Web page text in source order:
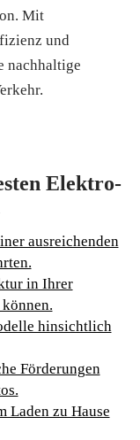
Mit
und
nachhaltige
Elektro-
ausreichenden
in Ihrer
hinsichtlich
Förderungen
Laden zu Hause